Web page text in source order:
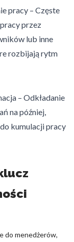
pracy – Częste
przez
lub inne
rozbijają rytm
– Odkładanie
na później,
kumulacji pracy
do menedżerów,